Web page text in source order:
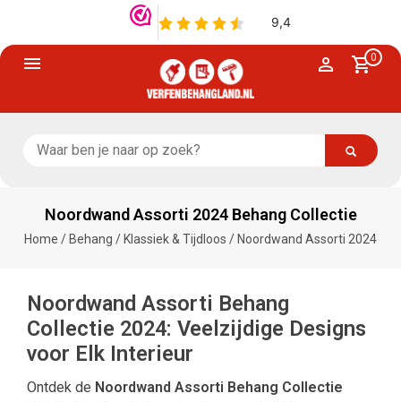
0
Noordwand Assorti 2024 Behang Collectie
Home / Behang / Klassiek & Tijdloos / Noordwand Assorti 2024
Noordwand Assorti Behang
Collectie 2024: Veelzijdige Designs
voor Elk Interieur
Ontdek de Noordwand Assorti Behang Collectie